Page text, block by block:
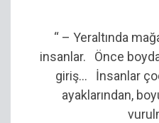
“ – Yeraltında
insanlar. Önce
giriş… İnsanlar
ayaklarından,